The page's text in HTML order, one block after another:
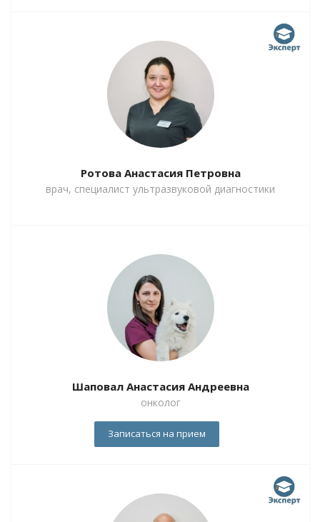
Ротова Анастасия Петровна
врач, специалист ультразвуковой диагностики
Шаповал Анастасия Андреевна
онколог
Записаться на прием